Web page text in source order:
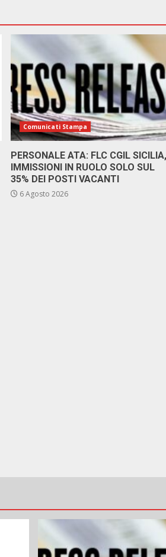
Comunicati Stampa
PERSONALE ATA: FLC CGIL SICILIA,
IMMISSIONI IN RUOLO SOLO SUL
35% DEI POSTI VACANTI
6 Agosto 2026